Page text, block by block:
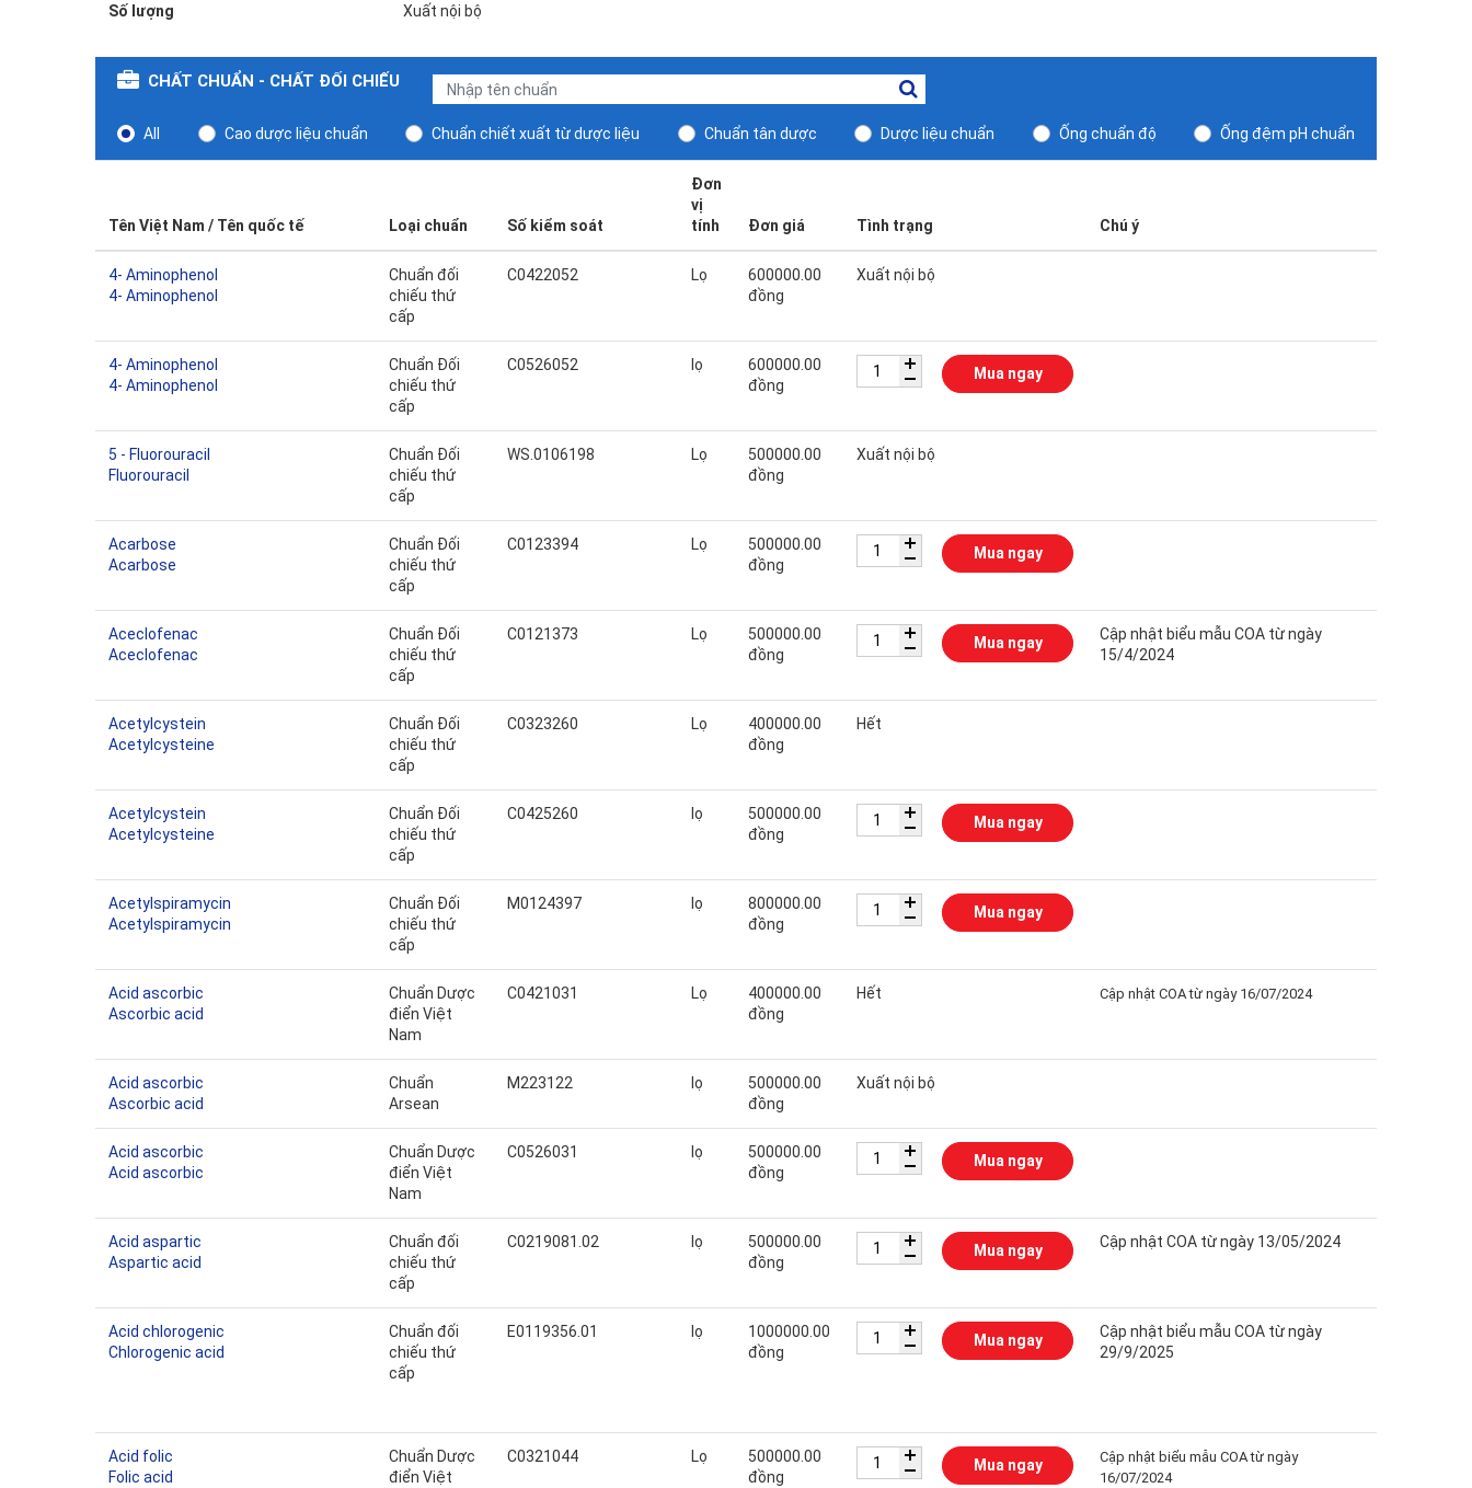
Số lượng Xuất nội bộ
CHẤT CHUẨN - CHẤT ĐỐI CHIẾU
All Cao dược liệu chuẩn Chuẩn chiết xuất từ dược liệu Chuẩn tân dược Dược liệu chuẩn Ống chuẩn độ Ống đệm pH chuẩn
Tên Việt Nam / Tên quốc tế Loại chuẩn Số kiểm soát
Đơn
vị
tính
Đơn giá Tình trạng Chú ý
4- Aminophenol
4- Aminophenol
Chuẩn đối
chiếu thứ
cấp
C0422052 Lọ
600000.00
đồng
Xuất nội bộ
4- Aminophenol
4- Aminophenol
Chuẩn Đối
chiếu thứ
cấp
C0526052 lọ
600000.00
đồng
Mua ngay
5 - Fluorouracil
Fluorouracil
Chuẩn Đối
chiếu thứ
cấp
WS.0106198 Lọ
500000.00
đồng
Xuất nội bộ
Acarbose
Acarbose
Chuẩn Đối
chiếu thứ
cấp
C0123394 Lọ
500000.00
đồng
Mua ngay
Aceclofenac
Aceclofenac
Chuẩn Đối
chiếu thứ
cấp
C0121373 Lọ
500000.00
đồng
Mua ngay
Cập nhật biểu mẫu COA từ ngày
15/4/2024
Acetylcystein
Acetylcysteine
Chuẩn Đối
chiếu thứ
cấp
C0323260 Lọ
400000.00
đồng
Hết
Acetylcystein
Acetylcysteine
Chuẩn Đối
chiếu thứ
cấp
C0425260 lọ
500000.00
đồng
Mua ngay
Acetylspiramycin
Acetylspiramycin
Chuẩn Đối
chiếu thứ
cấp
M0124397 lọ
800000.00
đồng
Mua ngay
Acid ascorbic
Ascorbic acid
Chuẩn Dược
điển Việt
Nam
C0421031 Lọ
400000.00
đồng
Hết Cập nhật COA từ ngày 16/07/2024
Acid ascorbic
Ascorbic acid
Chuẩn
Arsean
M223122 lọ
500000.00
đồng
Xuất nội bộ
Acid ascorbic
Acid ascorbic
Chuẩn Dược
điển Việt
Nam
C0526031 lọ
500000.00
đồng
Mua ngay
Acid aspartic
Aspartic acid
Chuẩn đối
chiếu thứ
cấp
C0219081.02 lọ
500000.00
đồng
Mua ngay Cập nhật COA từ ngày 13/05/2024
Acid chlorogenic
Chlorogenic acid
Chuẩn đối
chiếu thứ
cấp
E0119356.01 lọ
1000000.00
đồng
Mua ngay
Cập nhật biểu mẫu COA từ ngày
29/9/2025
Acid folic
Folic acid
Chuẩn Dược
điển Việt
C0321044 Lọ
500000.00
đồng
Mua ngay
Cập nhật biểu mẫu COA từ ngày
16/07/2024